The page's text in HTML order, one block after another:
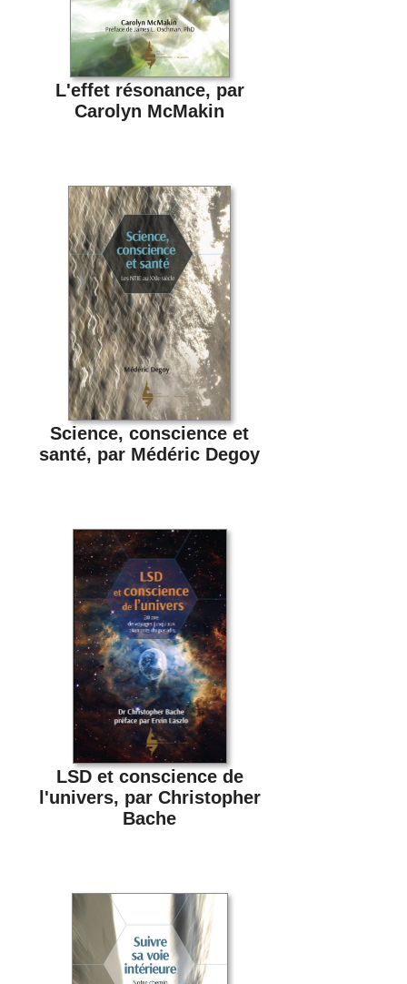
L'effet résonance, par
Carolyn McMakin
Science, conscience et
santé, par Médéric Degoy
LSD et conscience de
l'univers, par Christopher
Bache